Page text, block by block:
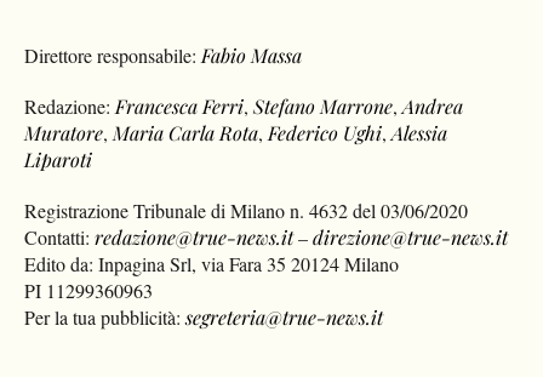
Direttore responsabile: Fabio Massa
Redazione: Francesca Ferri,Stefano Marrone,Andrea
Muratore, Maria Carla Rota, Federico Ughi,Alessia
Liparoti
Registrazione Tribunale di Milano n. 4632 del 03/06/2020
Contatti:redazione@true-news.it–direzione@true-news.it
Edito da: Inpagina Srl, via Fara 35 20124 Milano
PI 11299360963
Per la tua pubblicità:segreteria@true-news.it